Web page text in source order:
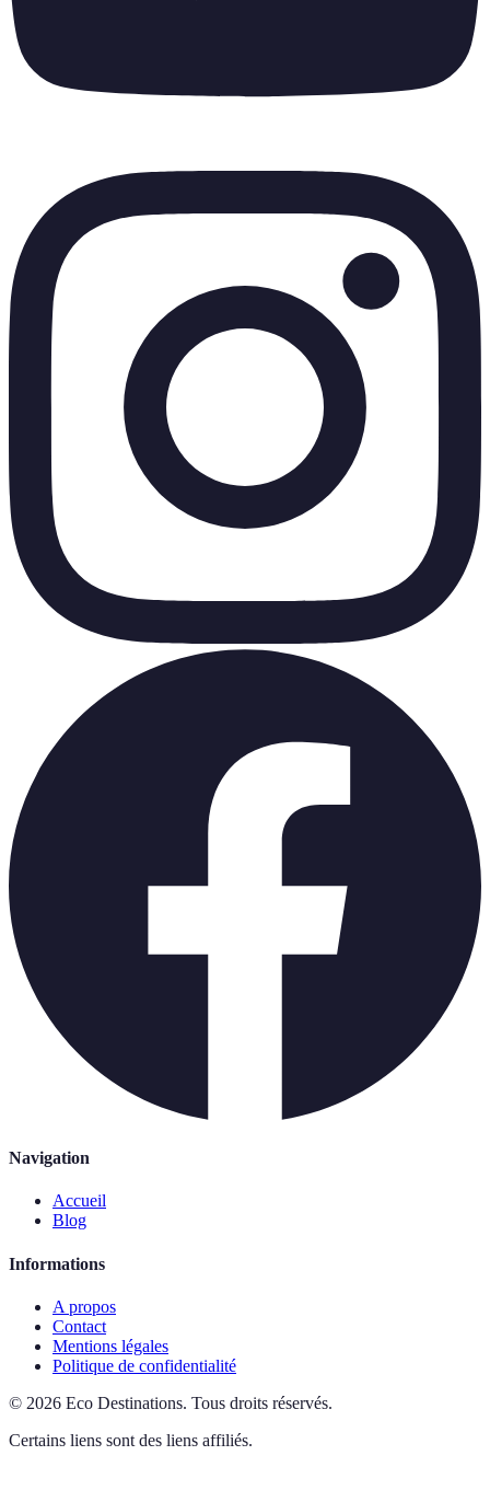
Navigation
Accueil
Blog
Informations
A propos
Contact
Mentions légales
Politique de confidentialité
© 2026 Eco Destinations. Tous droits réservés.
Certains liens sont des liens affiliés.